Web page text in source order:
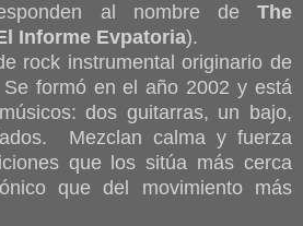
al nombre de The
Informe Evpatoria).
rock instrumental originario de
formó en el año 2002 y está
dos guitarras, un bajo,
Mezclan calma y fuerza
que los sitúa más cerca
que del movimiento más